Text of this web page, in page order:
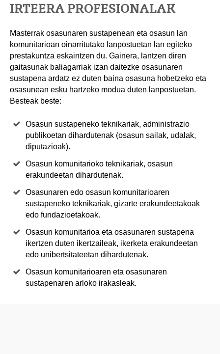
IRTEERA PROFESIONALAK
Masterrak osasunaren sustapenean eta osasun lan
komunitarioan oinarritutako lanpostuetan lan egiteko
prestakuntza eskaintzen du. Gainera, lantzen diren
gaitasunak baliagarriak izan daitezke osasunaren
sustapena ardatz ez duten baina osasuna hobetzeko eta
osasunean esku hartzeko modua duten lanpostuetan.
Besteak beste:
Osasun sustapeneko teknikariak, administrazio
publikoetan dihardutenak (osasun sailak, udalak,
diputazioak).
Osasun komunitarioko teknikariak, osasun
erakundeetan dihardutenak.
Osasunaren edo osasun komunitarioaren
sustapeneko teknikariak, gizarte erakundeetakoak
edo fundazioetakoak.
Osasun komunitarioa eta osasunaren sustapena
ikertzen duten ikertzaileak, ikerketa erakundeetan
edo unibertsitateetan dihardutenak.
Osasun komunitarioaren eta osasunaren
sustapenaren arloko irakasleak.